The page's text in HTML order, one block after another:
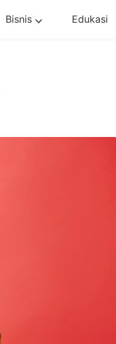
Bisnis Edukasi